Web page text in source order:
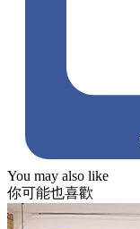
You may also like
你可能也喜歡